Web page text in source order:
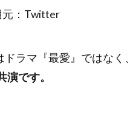
元：Twitter
ラマ『最愛』ではなく、
です。